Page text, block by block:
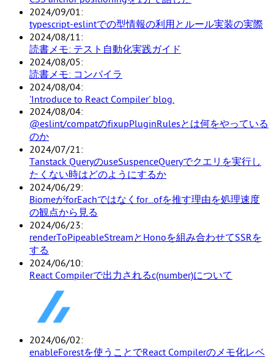
2024/09/01
typescript-eslintでの型情報の利用とルール実装の実際
2024/08/11
読書メモ: テスト自動化実践ガイド
2024/08/05
読書メモ: コンパイラ
2024/08/04
'Introduce to React Compiler' blog.
2024/08/04
@eslint/compatのfixupPluginRulesとは何をやっている
のか
2024/07/21
Tanstack QueryのuseSuspenceQueryでクエリを実行し
たくない時はどのようにするか
2024/06/29
BiomeがforEachではなくfor...ofを推す理由を処理速度
の観点から見る
2024/06/23
renderToPipeableStreamとHonoを組み合わせてSSRを
する
2024/06/10
React Compilerで出力されるc(number)について
2024/06/02
enableForestを使うことでReact Compilerのメモ化レベ